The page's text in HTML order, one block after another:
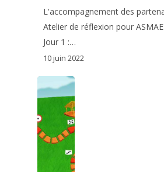
L'accompagnement des
Atelier de réflexion pour
Jour 1 :…
10 juin 2022